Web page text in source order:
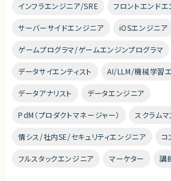
インフラエンジニア/SRE フロントエンド
サーバーサイドエンジニア iOSエンジニア
ゲームプログラマ/ゲームエンジンプログラマ
データサイエンティスト AI/LLM/機械学習
データアナリスト データエンジニア
PdM（プロダクトマネージャー） スクラムマ
情シス/社内SE/セキュリティエンジニア コ
フルスタックエンジニア マーケター 講